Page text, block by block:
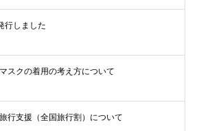
行しました
スクの着用の考え方について
行支援（全国旅行割）について